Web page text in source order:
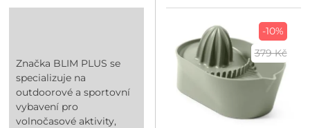
Značka BLIM PLUS se
specializuje na
outdoorové a sportovní
vybavení pro
volnočasové aktivity,
-10%
379 Kč